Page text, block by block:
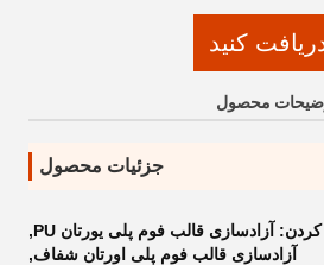
کنید
محصول
جزئیات محصول
آزادسازی قالب فوم پلی یورتان PU
,
آزادسازی قالب فوم پلی اورتان شفاف,